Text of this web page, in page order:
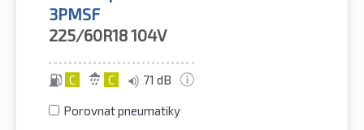
3PMSF
225/60R18104V
C C 71 dB
Porovnat pneumatiky